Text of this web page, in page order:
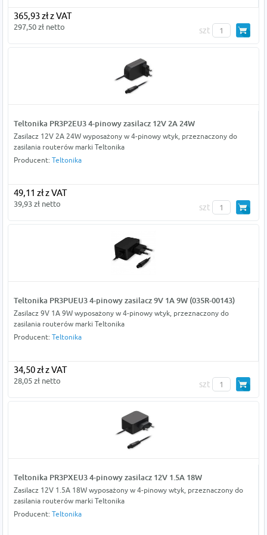
365,93 zł z VAT
297,50 zł netto szt
Teltonika PR3P2EU3 4-pinowy zasilacz 12V 2A 24W
Zasilacz 12V 2A 24W wyposażony w 4-pinowy wtyk, przeznaczony do
zasilania routerów marki Teltonika
Producent: Teltonika
49,11 zł z VAT
39,93 zł netto szt
Teltonika PR3PUEU3 4-pinowy zasilacz 9V 1A 9W (035R-00143)
Zasilacz 9V 1A 9W wyposażony w 4-pinowy wtyk, przeznaczony do
zasilania routerów marki Teltonika
Producent: Teltonika
34,50 zł z VAT
28,05 zł netto szt
Teltonika PR3PXEU3 4-pinowy zasilacz 12V 1.5A 18W
Zasilacz 12V 1.5A 18W wyposażony w 4-pinowy wtyk, przeznaczony do
zasilania routerów marki Teltonika
Producent: Teltonika